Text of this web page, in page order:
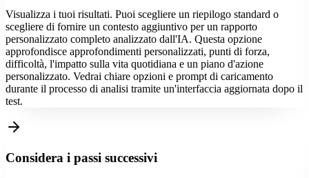
Visualizza i tuoi risultati. Puoi scegliere un riepilogo standard o
scegliere di fornire un contesto aggiuntivo per un rapporto
personalizzato completo analizzato dall'IA. Questa opzione
approfondisce approfondimenti personalizzati, punti di forza,
difficoltà, l'impatto sulla vita quotidiana e un piano d'azione
personalizzato. Vedrai chiare opzioni e prompt di caricamento
durante il processo di analisi tramite un'interfaccia aggiornata dopo il
test.
Considera i passi successivi